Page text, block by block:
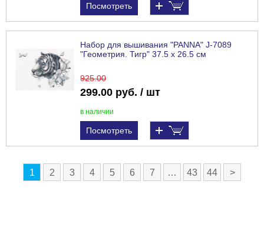
Посмотреть
Набор для вышивания "PANNA" J-7089
"Геометрия. Тигр" 37.5 х 26.5 см
925.00
299.00 руб. / шт
в наличии
Посмотреть
1 2 3 4 5 6 7 … 43 44 >